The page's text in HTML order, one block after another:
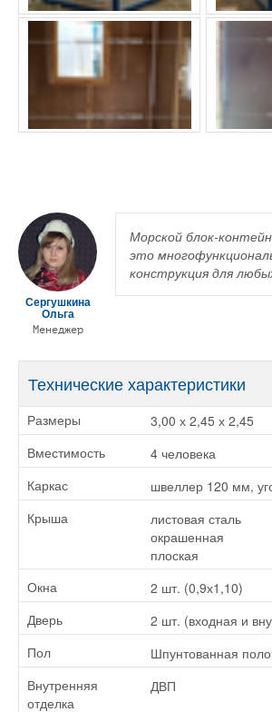
Сергушкина
Ольга
Менеджер
Морской блок-
это
конструкция для
Технические характеристики
Размеры 3,00 х 2,45 х 2,45
Вместимость 4 человека
Каркас швеллер 120 мм,
Крыша
листовая сталь
окрашенная
плоская
Окна 2 шт. (0,9х1,10)
Дверь 2 шт. (входная и
Пол Шпунтованная
Внутренняя
отделка
ДВП